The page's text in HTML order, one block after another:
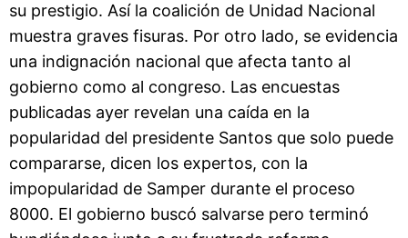
su prestigio. Así la coalición de Unidad Nacional
muestra graves fisuras. Por otro lado, se evidencia
una indignación nacional que afecta tanto al
gobierno como al congreso. Las encuestas
publicadas ayer revelan una caída en la
popularidad del presidente Santos que solo puede
compararse, dicen los expertos, con la
impopularidad de Samper durante el proceso
8000. El gobierno buscó salvarse pero terminó